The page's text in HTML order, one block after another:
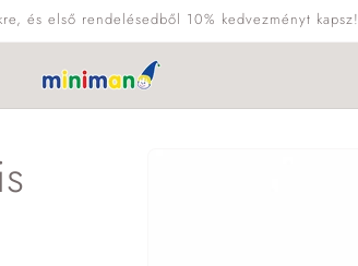
és első rendelésedből 10% kedvezményt kapsz!